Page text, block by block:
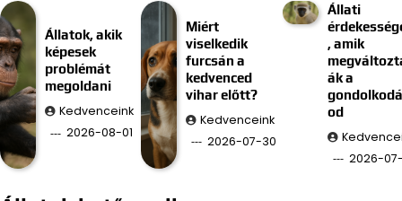
Állatok, akik
képesek
problémát
megoldani
Kedvenceink
2026-08-01
Miért
viselkedik
furcsán a
kedvenced
vihar előtt?
Kedvenceink
2026-07-30
Állati
, amik
ák a
od
2026-